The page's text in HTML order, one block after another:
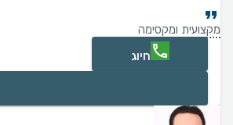
מקצועית ומקסימה
חיוג